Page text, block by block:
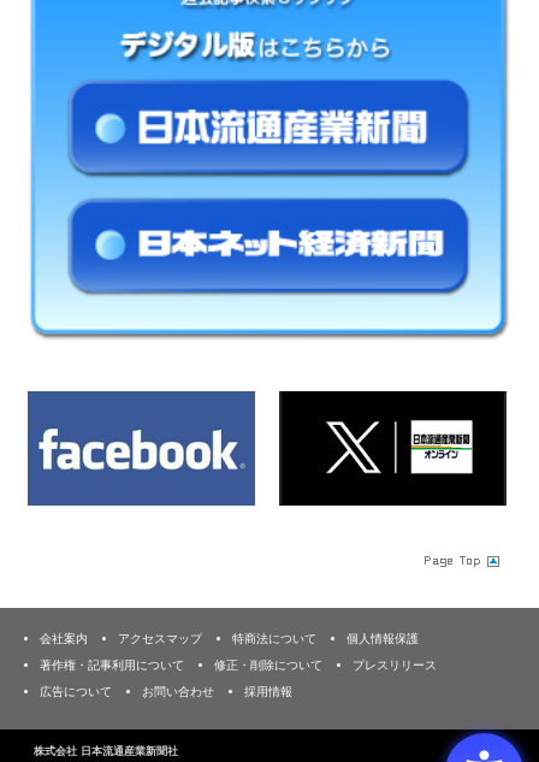
会社案内 アクセスマップ 特商法について
個人情報保護
著作権・記事利用について
修正・削除について
プレスリリース
広告について
お問い合わせ 採用情報
株式会社 日本流通産業新聞社